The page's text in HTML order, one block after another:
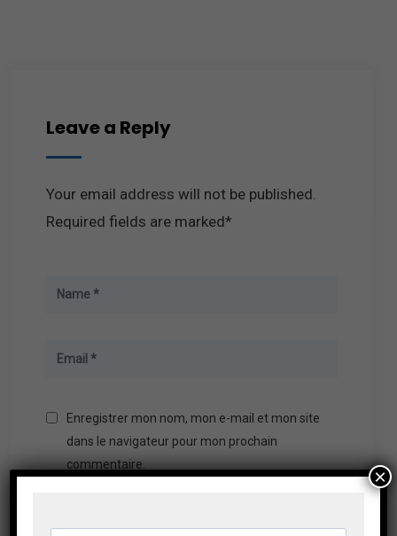
Leave a Reply
Your email address will not be published.
Required fields are marked*
Enregistrer mon nom, mon e-mail et mon site
dans le navigateur pour mon prochain
commentaire.
×